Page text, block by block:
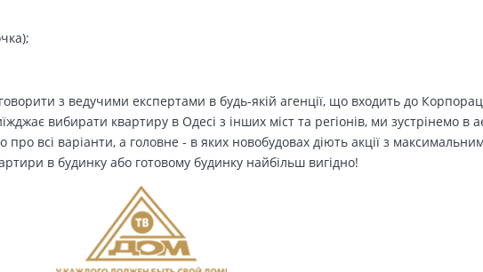
з ведучими експертами в будь-якій агенції, що входить до
вибирати квартиру в Одесі з інших міст та регіонів, ми зустрінемо в
всі варіанти, а головне - в яких новобудовах діють акції з
в будинку або готовому будинку найбільш вигідно!